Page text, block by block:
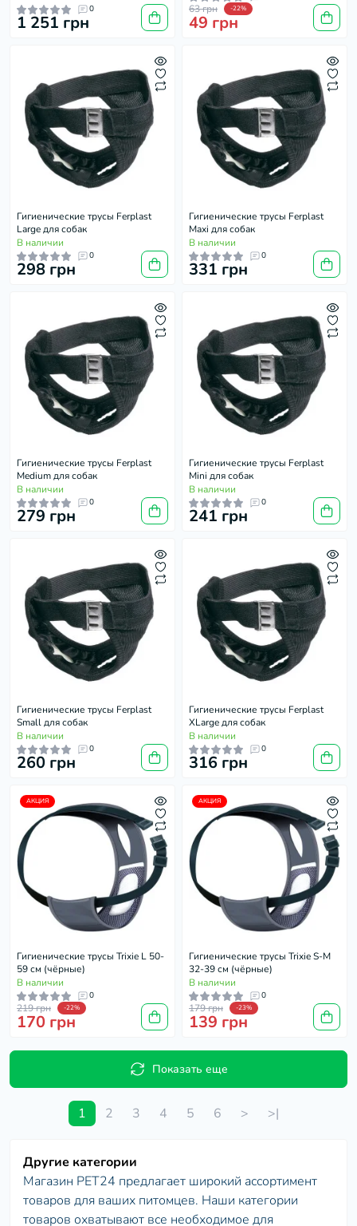
0
1 251 грн
63 грн -22%
49 грн
Гигиенические трусы Ferplast
Large для собак
В наличии
0
298 грн
Гигиенические трусы Ferplast
Maxi для собак
В наличии
0
331 грн
Гигиенические трусы Ferplast
Medium для собак
В наличии
0
279 грн
Гигиенические трусы Ferplast
Mini для собак
В наличии
0
241 грн
Гигиенические трусы Ferplast
Small для собак
В наличии
0
260 грн
Гигиенические трусы Ferplast
XLarge для собак
В наличии
0
316 грн
АКЦИЯ
Гигиенические трусы Trixie L 50-
59 см (чёрные)
В наличии
0
219 грн -22%
170 грн
АКЦИЯ
Гигиенические трусы Trixie S-M
32-39 см (чёрные)
В наличии
0
179 грн -23%
139 грн
Показать еще
1 2 3 4 5 6 > >|
Другие категории
Магазин PET24 предлагает широкий ассортимент
товаров для ваших питомцев. Наши категории
товаров охватывают все необходимое для